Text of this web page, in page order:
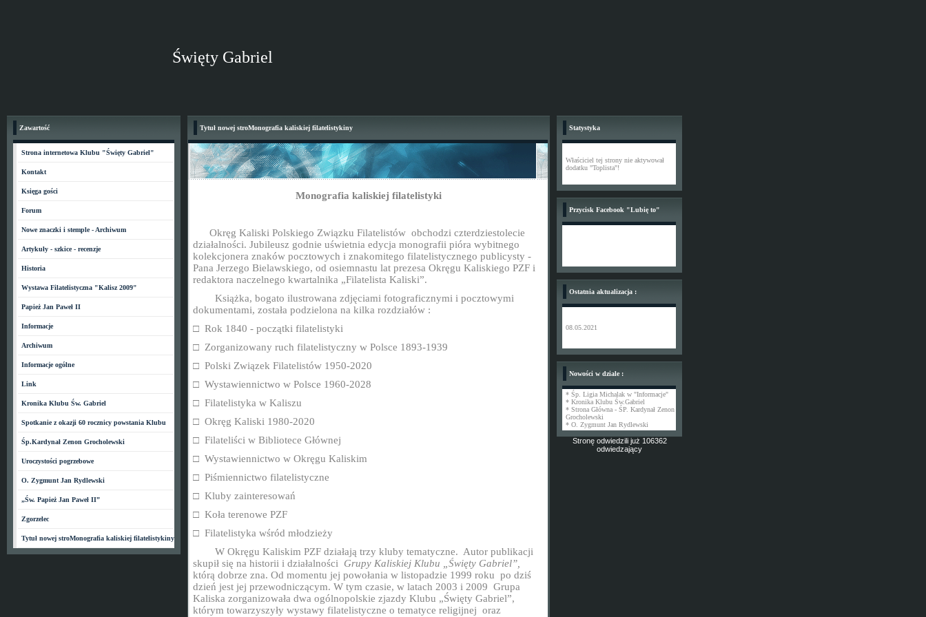
Święty Gabriel
Zawartość
Strona internetowa Klubu "Święty Gabriel"
Kontakt
Księga gości
Forum
Nowe znaczki i stemple - Archiwum
Artykuły - szkice - recenzje
Historia
Wystawa Filatelistyczna "Kalisz 2009"
Papież Jan Paweł II
Informacje
Archiwum
Informacje ogólne
Link
Kronika Klubu Św. Gabriel
Spotkanie z okazji 60 rocznicy powstania Klubu
Śp.Kardynał Zenon Grocholewski
Uroczystości pogrzebowe
O. Zygmunt Jan Rydlewski
„Św. Papież Jan Paweł II”
Zgorzelec
Tytuł nowej stroMonografia kaliskiej filatelistykiny
Tytuł nowej stroMonografia kaliskiej filatelistykiny
Monografia kaliskiej filatelistyki
Okręg Kaliski Polskiego Związku Filatelistów obchodzi czterdziestolecie
działalności. Jubileusz godnie uświetnia edycja monografii pióra wybitnego
kolekcjonera znaków pocztowych i znakomitego filatelistycznego publicysty -
Pana Jerzego Bielawskiego, od osiemnastu lat prezesa Okręgu Kaliskiego PZF i
redaktora naczelnego kwartalnika „Filatelista Kaliski”.
Książka, bogato ilustrowana zdjęciami fotograficznymi i pocztowymi
dokumentami, została podzielona na kilka rozdziałów :
□ Rok 1840 - początki filatelistyki
□ Zorganizowany ruch filatelistyczny w Polsce 1893-1939
□ Polski Związek Filatelistów 1950-2020
□ Wystawiennictwo w Polsce 1960-2028
□ Filatelistyka w Kaliszu
□ Okręg Kaliski 1980-2020
□ Filateliści w Bibliotece Głównej
□ Wystawiennictwo w Okręgu Kaliskim
□ Piśmiennictwo filatelistyczne
□ Kluby zainteresowań
□ Koła terenowe PZF
□ Filatelistyka wśród młodzieży
W Okręgu Kaliskim PZF działają trzy kluby tematyczne. Autor publikacji
skupił się na historii i działalności
Grupy Kaliskiej Klubu „Święty Gabriel”,
którą dobrze zna. Od momentu jej powołania w listopadzie 1999 roku po dziś
dzień jest jej przewodniczącym. W tym czasie, w latach 2003 i 2009 Grupa
Kaliska zorganizowała dwa ogólnopolskie zjazdy Klubu „Święty Gabriel”,
którym towarzyszyły wystawy filatelistyczne o tematyce religijnej oraz
Statystyka
Właściciel tej strony nie aktywował
dodatku "Toplista"!
Przycisk Facebook "Lubię to"
Ostatnia aktualizacja :
08.05.2021
Nowości w dziale :
* Śp. Ligia Michalak w "Informacje"
* Kronika Klubu Św.Gabriel
* Strona Główna - ŚP. Kardynał Zenon
Grocholewski
* O. Zygmunt Jan Rydlewski
Stronę odwiedzili już 106362
odwiedzający